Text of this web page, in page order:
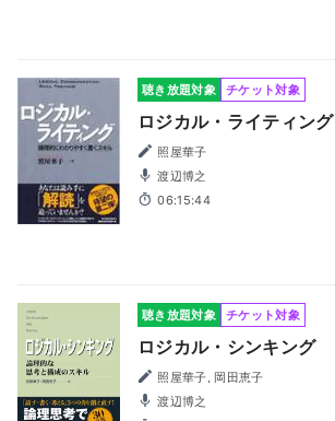
聴き放題対象 チケット対象
ロジカル・ライティング
照屋華子
渡辺博之
06:15:44
聴き放題対象 チケット対象
ロジカル・シンキング
照屋華子, 岡田恵子
渡辺博之